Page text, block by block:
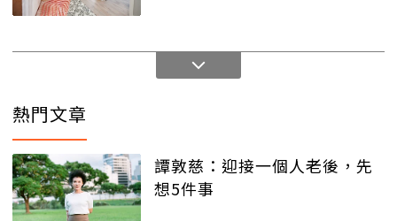
熱門文章
譚敦慈：迎接一個人老後，先
想5件事